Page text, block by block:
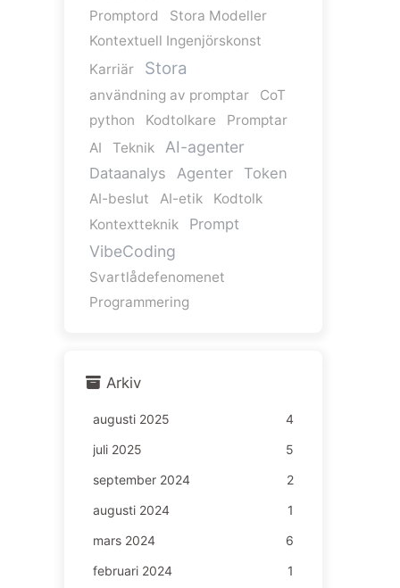
Promptord
Stora Modeller
Kontextuell Ingenjörskonst
Karriär
Stora
användning av promptar
CoT
python
Kodtolkare
Promptar
AI
Teknik AI-agenter
Dataanalys Agenter Token
AI-beslut AI-etik
Kodtolk
Kontextteknik
Prompt
VibeCoding
Svartlådefenomenet
Programmering
Arkiv
augusti 2025
4
juli 2025
5
september 2024
2
augusti 2024
1
mars 2024
6
februari 2024
1